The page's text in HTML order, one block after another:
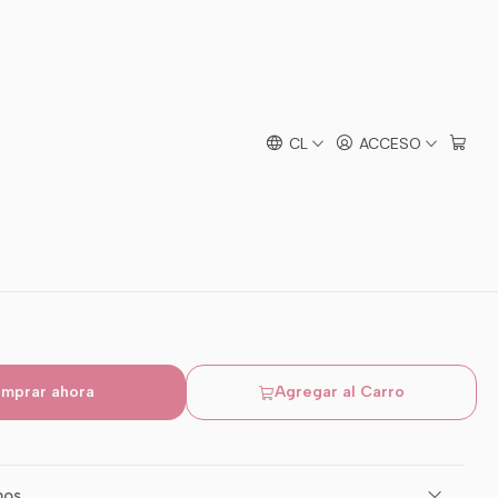
CL ACCESO
Efecto piel Faja
Agregar al Carro
ahora